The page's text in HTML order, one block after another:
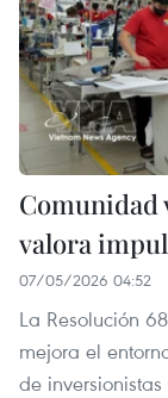
Comunidad
valora
07/05/2026 04:52
La Resolución
mejora el
de